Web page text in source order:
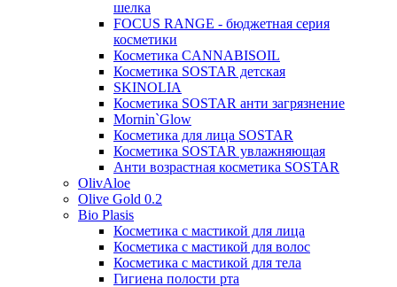
шелка
FOCUS RANGE - бюджетная серия
косметики
Косметика CANNABISOIL
Косметика SOSTAR детская
SKINOLIA
Косметика SOSTAR анти загрязнение
Mornin`Glow
Косметика для лица SOSTAR
Косметика SOSTAR увлажняющая
Анти возрастная косметика SOSTAR
OlivAloe
Olive Gold 0.2
Bio Plasis
Косметика с мастикой для лица
Косметика с мастикой для волос
Косметика с мастикой для тела
Гигиена полости рта